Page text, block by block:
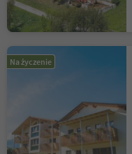
Na życzenie